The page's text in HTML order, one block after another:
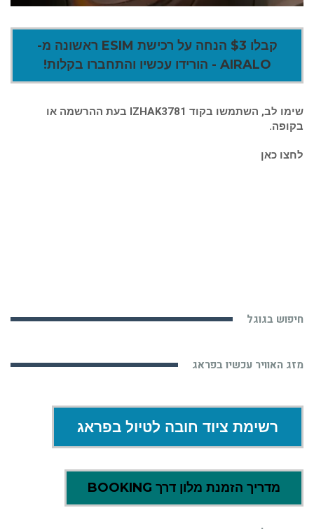
קבלו $3 הנחה על רכישת ESIM ראשונה מ-
AIRALO - הורידו עכשיו והתחברו בקלות!
שימו לב, השתמשו בקוד IZHAK3781 בעת ההרשמה או
בקופה.
לחצו כאן
חיפוש בגוגל
מזג האוויר עכשיו בפראג
רשימת ציוד חובה לטיול בפראג
מדריך הזמנת מלון דרך BOOKING